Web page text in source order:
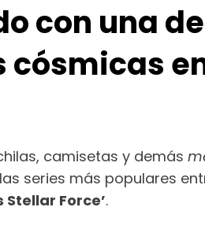
con una
camisetas y demás
series más populares
Force’.